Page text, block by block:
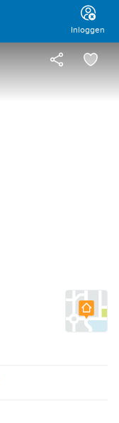
Inloggen